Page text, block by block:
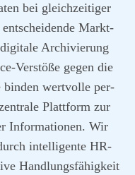
bei gleich­zei­ti­ger
Markt­
Archi­vie­rung
Ver­stö­ße gegen die
bin­den wert­vol­le per­
Platt­form zur
Infor­ma­tio­nen. Wir
intel­li­gen­te HR-
Hand­lungs­fä­hig­keit